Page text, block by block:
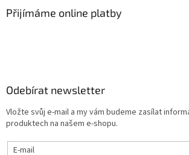
Přijímáme online platby
Odebírat newsletter
Vložte svůj e-mail a my vám budeme zasílat
produktech na našem e-shopu.
E-mail